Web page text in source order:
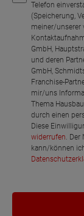
Telefon
(Speicherung,
meiner/unserer
GmbH,
und deren
GmbH,
Franchise-
mir/uns
Thema
durch einen
Diese
widerrufen. Der
kann/können